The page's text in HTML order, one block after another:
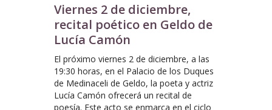
Viernes 2 de diciembre,
recital poético en Geldo de
Lucía Camón
El próximo viernes 2 de diciembre, a las
19:30 horas, en el Palacio de los Duques
de Medinaceli de Geldo, la poeta y actriz
Lucía Camón ofrecerá un recital de
poesía. Este acto se enmarca en el ciclo